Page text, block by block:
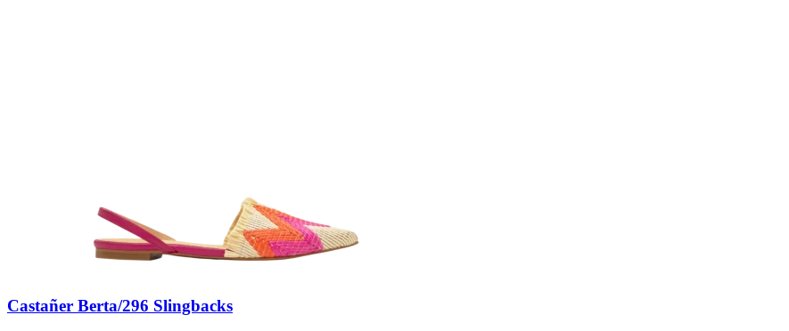
Castañer Berta/296 Slingbacks